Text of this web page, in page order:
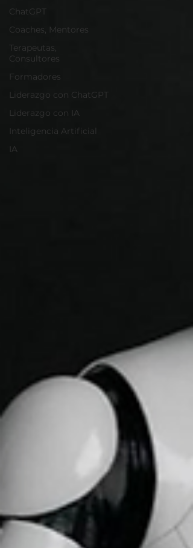
ChatGPT
Coaches, Mentores
Terapeutas,
Consultores
Formadores
Liderazgo con ChatGPT
Liderazgo con IA
Inteligencia Artificial
IA